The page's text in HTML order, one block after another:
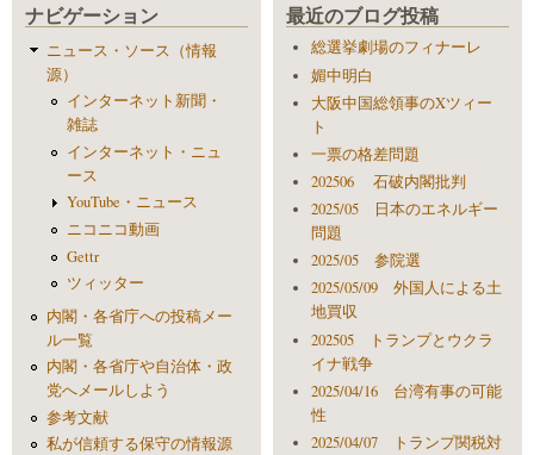
ナビゲーション
ニュース・ソース（情報
源）
インターネット新聞・
雑誌
インターネット・ニュ
ース
YouTube・ニュース
ニコニコ動画
Gettr
ツィッター
内閣・各省庁への投稿メー
ル一覧
内閣・各省庁や自治体・政
党へメールしよう
参考文献
私が信頼する保守の情報源
最近のブログ投稿
総選挙劇場のフィナーレ
媚中明白
大阪中国総領事のXツィー
ト
一票の格差問題
202506 石破内閣批判
2025/05 日本のエネルギー
問題
2025/05 参院選
2025/05/09 外国人による土
地買収
202505 トランプとウクラ
イナ戦争
2025/04/16 台湾有事の可能
性
2025/04/07 トランプ関税対